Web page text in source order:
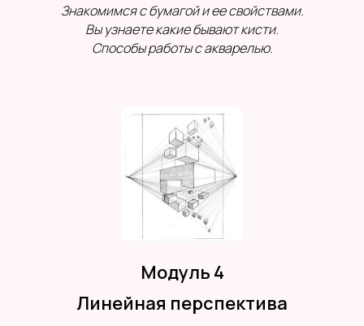
Знакомимся с бумагой и ее свойствами.
Вы узнаете какие бывают кисти.
Способы работы с акварелью.
Модуль 4
Линейная перспектива